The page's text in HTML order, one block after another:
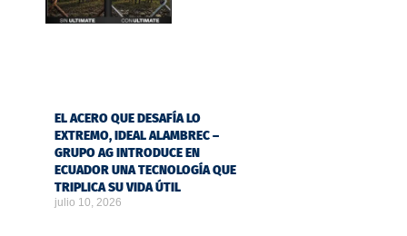
EL ACERO QUE DESAFÍA LO
EXTREMO, IDEAL ALAMBREC –
GRUPO AG INTRODUCE EN
ECUADOR UNA TECNOLOGÍA QUE
TRIPLICA SU VIDA ÚTIL
julio 10, 2026